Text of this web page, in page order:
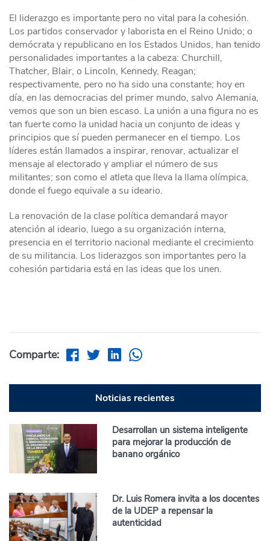
El liderazgo es importante pero no vital para la cohesión.
Los partidos conservador y laborista en el Reino Unido; o
demócrata y republicano en los Estados Unidos, han tenido
personalidades importantes a la cabeza: Churchill,
Thatcher, Blair, o Lincoln, Kennedy, Reagan;
respectivamente, pero no ha sido una constante; hoy en
día, en las democracias del primer mundo, salvo Alemania,
vemos que son un bien escaso. La unión a una figura no es
tan fuerte como la unidad hacia un conjunto de ideas y
principios que sí pueden permanecer en el tiempo. Los
líderes están llamados a inspirar, renovar, actualizar el
mensaje al electorado y ampliar el número de sus
militantes; son como el atleta que lleva la llama olímpica,
donde el fuego equivale a su ideario.
La renovación de la clase política demandará mayor
atención al ideario, luego a su organización interna,
presencia en el territorio nacional mediante el crecimiento
de su militancia. Los liderazgos son importantes pero la
cohesión partidaria está en las ideas que los unen.
Comparte:
Noticias recientes
Desarrollan un sistema inteligente
para mejorar la producción de
banano orgánico
Dr. Luis Romera invita a los docentes
de la UDEP a repensar la
autenticidad